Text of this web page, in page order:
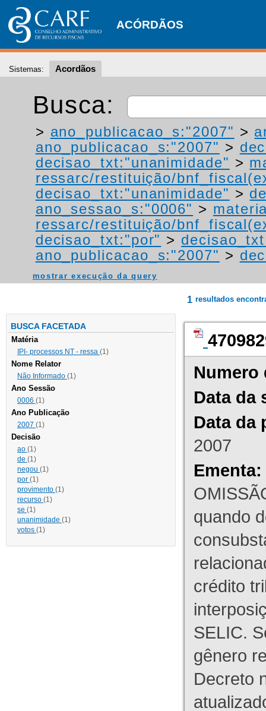
ACÓRDÃOS
Sistemas: Acordãos
Busca:
> ano_publicacao_s:"2007" >
ano_publicacao_s:"2007" >
decisao_txt:"unanimidade" >
ressarc/restituição/
decisao_txt:"unanimidade" >
ano_sessao_s:"0006" >
ressarc/restituição/
decisao_txt:"por" >
ano_publicacao_s:"2007" >
mostrar execução da query
BUSCA FACETADA
Matéria
IPI- processos NT - ressa (1)
Nome Relator
Não Informado (1)
Ano Sessão
0006 (1)
Ano Publicação
2007 (1)
Decisão
ao (1)
de (1)
negou (1)
por (1)
provimento (1)
recurso (1)
se (1)
unanimidade (1)
votos (1)
1 resultados
Numero
Data da
Data da
2007
Ementa:
quando
crédito
SELIC.
gênero
Decreto